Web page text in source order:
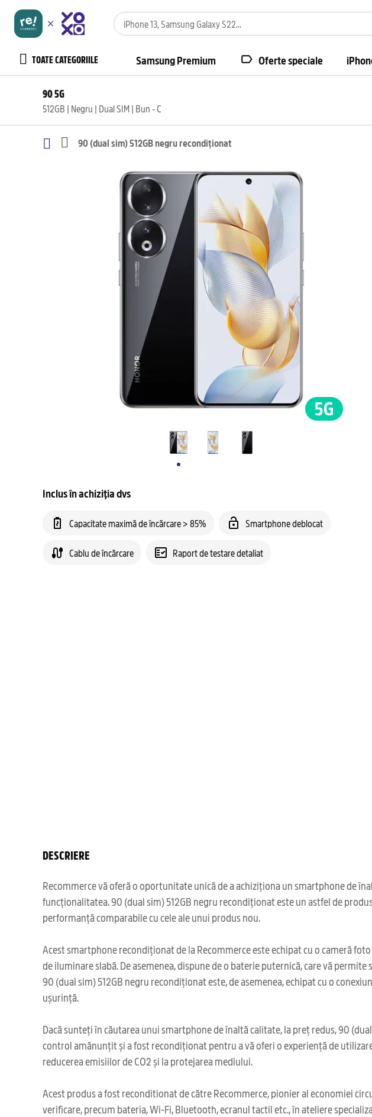
TOATE CATEGORIILE Samsung Premium Oferte speciale
90 5G
512GB | Negru | Dual SIM | Bun - C
90 (dual sim) 512GB negru recondiționat
Inclus în achiziția dvs
Capacitate maximă de încărcare > 85% Smartphone deblocat
Cablu de încărcare Raport de testare detaliat
DESCRIERE
Recommerce vă oferă o oportunitate unică de a achiziționa un smartphone de
funcționalitatea. 90 (dual sim) 512GB negru recondiționat este un astfel de
performanță comparabile cu cele ale unui produs nou.
Acest smartphone recondiționat de la Recommerce este echipat cu o cameră
de iluminare slabă. De asemenea, dispune de o baterie puternică, care vă
90 (dual sim) 512GB negru recondiționat este, de asemenea, echipat cu o
ușurință.
Dacă sunteți în căutarea unui smartphone de înaltă calitate, la preț redus, 90
control amănunțit și a fost recondiționat pentru a vă oferi o experiență de
reducerea emisiilor de CO2 și la protejarea mediului.
Acest produs a fost reconditionat de către Recommerce, pionier al economiei
verificare, precum bateria, Wi-Fi, Bluetooth, ecranul tactil etc., în ateliere